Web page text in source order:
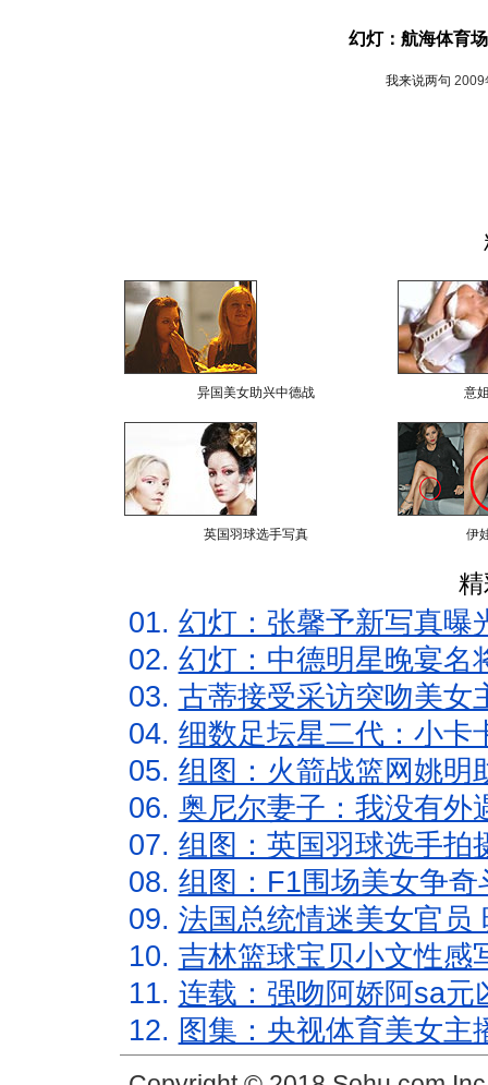
幻灯：航海体育
我来说两句 2009
异国美女助兴中德战 意
英国羽球选手写真 伊
01. 幻灯：张馨予新写真曝
02. 幻灯：中德明星晚宴名
03. 古蒂接受采访突吻美女
04. 细数足坛星二代：小卡
05. 组图：火箭战篮网姚明
06. 奥尼尔妻子：我没有外
07. 组图：英国羽球选手拍
08. 组图：F1围场美女争
09. 法国总统情迷美女官员
10. 吉林篮球宝贝小文性感
11. 连载：强吻阿娇阿sa元
12. 图集：央视体育美女主